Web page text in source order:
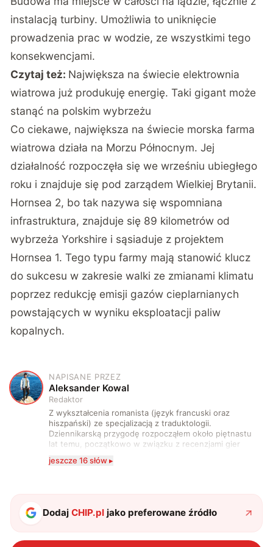
instalacją turbiny. Umożliwia to uniknięcie
prowadzenia prac w wodzie, ze wszystkimi tego
konsekwencjami.
Czytaj też: Największa na świecie elektrownia
wiatrowa już produkuję energię. Taki gigant może
stanąć na polskim wybrzeżu
Co ciekawe, największa na świecie morska farma
wiatrowa działa na Morzu Północnym. Jej
działalność rozpoczęła się we wrześniu ubiegłego
roku i znajduje się pod zarządem Wielkiej Brytanii.
Hornsea 2, bo tak nazywa się wspomniana
infrastruktura, znajduje się 89 kilometrów od
wybrzeża Yorkshire i sąsiaduje z projektem
Hornsea 1. Tego typu farmy mają stanowić klucz
do sukcesu w zakresie walki ze zmianami klimatu
poprzez redukcję emisji gazów cieplarnianych
powstających w wyniku eksploatacji paliw
kopalnych.
A
NAPISANE PRZEZ
Aleksander Kowal
Redaktor
Z wykształcenia romanista (język francuski oraz
hiszpański) ze specjalizacją z traduktologii.
Dziennikarską przygodę rozpocząłem około piętnastu
lat temu, początkowo w związku z recenzjami gier
zdecydowanie częściej na tematy związane z nauką
także uprawiać oraz oglądać sport.
jeszcze 16 słów ▸
DodajCHIP.pl jako preferowane źródło